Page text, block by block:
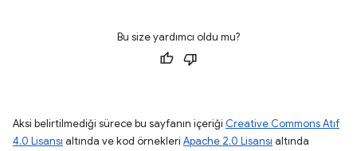
Bu size yardımcı oldu mu?
Aksi belirtilmediği sürece bu sayfanın içeriği Creative Commons Atıf
4.0 Lisansı altında ve kod örnekleri Apache 2.0 Lisansı altında